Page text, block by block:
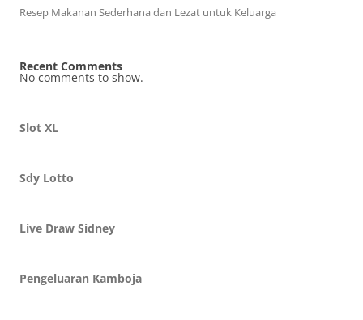
Resep Makanan Sederhana dan Lezat untuk Keluarga
Recent Comments
No comments to show.
Slot XL
Sdy Lotto
Live Draw Sidney
Pengeluaran Kamboja